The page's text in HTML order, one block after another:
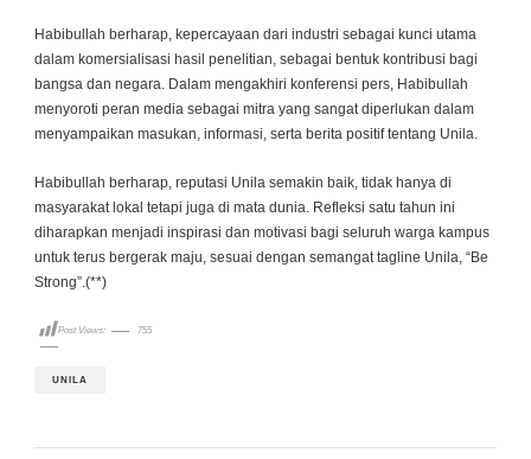
Habibullah berharap, kepercayaan dari industri sebagai kunci utama
dalam komersialisasi hasil penelitian, sebagai bentuk kontribusi bagi
bangsa dan negara. Dalam mengakhiri konferensi pers, Habibullah
menyoroti peran media sebagai mitra yang sangat diperlukan dalam
menyampaikan masukan, informasi, serta berita positif tentang Unila.
Habibullah berharap, reputasi Unila semakin baik, tidak hanya di
masyarakat lokal tetapi juga di mata dunia. Refleksi satu tahun ini
diharapkan menjadi inspirasi dan motivasi bagi seluruh warga kampus
untuk terus bergerak maju, sesuai dengan semangat tagline Unila, “Be
Strong”.(**)
Post Views: 755
UNILA